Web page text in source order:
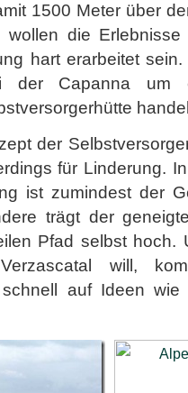
1500 Meter über
die Erlebnisse
hart erarbeitet
Capanna um
der
für Linderung.
ist zumindest der
trägt der
Pfad selbst hoch.
will,
auf Ideen wie